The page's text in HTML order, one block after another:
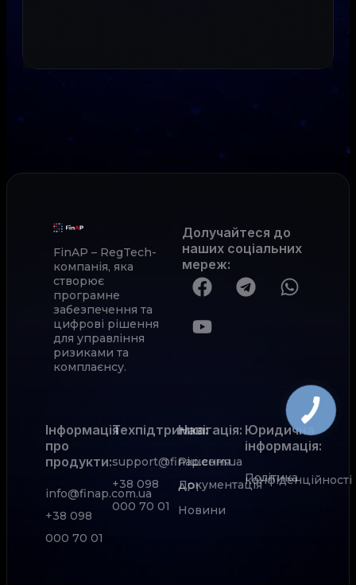
FinAP – RegTech-
компанія, яка
створює
програмне
забезпечення та
цифрові рішення
для управління
ризиками та
комплаєнсу.
Долучайтеся до
наших соціальних
мереж:
Інформація
про
продукти:
info@finap.com.ua
+38 098
000 70 01
Техпідтримка:
support@finap.com.ua
+38 098
000 70 01
Рішення
Документація
АРІ
Новини
Навігація: Юридична
інформація:
Політика
конфіденційності